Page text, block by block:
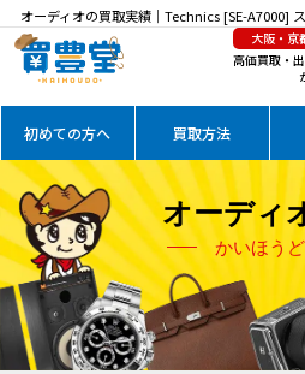
オーディオの買取実績｜Technics [SE-A7000]
を高価買取
大阪・京
高価買取・
初めての方へ 買取方法
オーディ
かいほう